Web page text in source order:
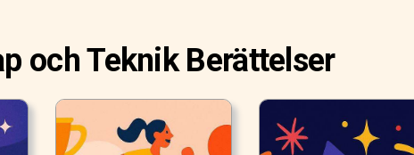
och Teknik Berättelser